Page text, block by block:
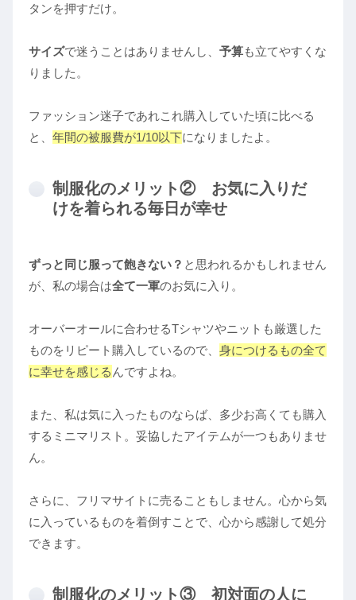
タンを押すだけ。
サイズで迷うことはありませんし、 予算も立てやすくな
りました。
ファッション迷子であれこれ購入していた頃に比べる
と、 年間の被服費が1/10以下になりましたよ。
制服化のメリット② お気に入りだ
けを着られる毎日が幸せ
ずっと同じ服って飽きない？ と思われるかもしれません
が、私の場合は全て一軍のお気に入り。
オーバーオールに合わせるTシャツやニットも厳選した
ものをリピート購入しているので、 身につけるもの全て
に幸せを感じる んですよね。
また、私は気に入ったものならば、多少お高くても購入
するミニマリスト。妥協したアイテムが一つもありませ
ん。
さらに、フリマサイトに売ることもしません。心から気
に入っているものを着倒すことで、心から感謝して処分
できます。
制服化のメリット③ 初対面の人に